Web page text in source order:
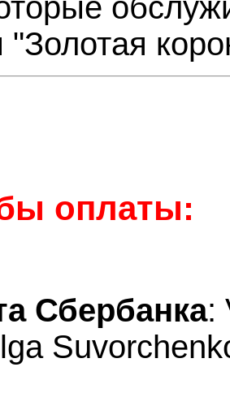
оплаты:
Сбербанка: